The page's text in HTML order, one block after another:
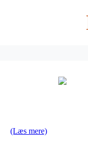
(Læs mere)